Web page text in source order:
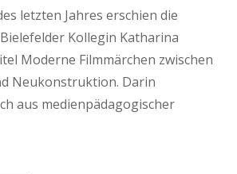
letzten Jahres erschien die
Kollegin Katharina
Moderne Filmmärchen zwischen
Neukonstruktion. Darin
aus medienpädagogischer